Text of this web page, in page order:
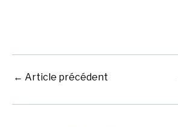
← Article précédent